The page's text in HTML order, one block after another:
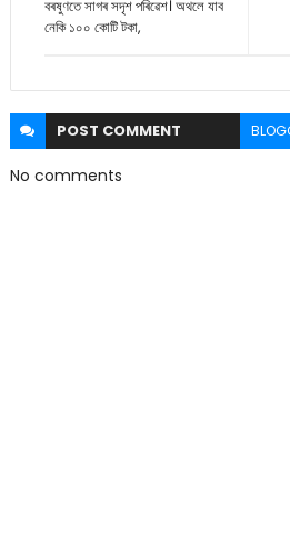
বৰষুণতে সাগৰ সদৃশ পৰিৱেশ। অথলে যাব
নেকি ১০০ কোটি টকা,
POST COMMENT
No comments